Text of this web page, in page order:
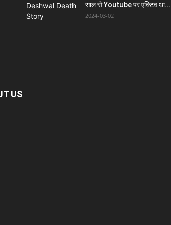
साल से Youtube पर एक्टिव था...
2024-03-02
US